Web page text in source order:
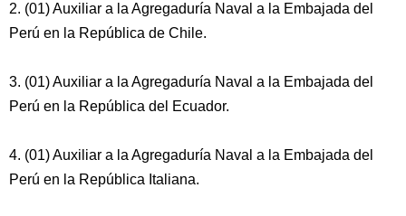
2. (01) Auxiliar a la Agregaduría Naval a la Embajada del
Perú en la República de Chile.
3. (01) Auxiliar a la Agregaduría Naval a la Embajada del
Perú en la República del Ecuador.
4. (01) Auxiliar a la Agregaduría Naval a la Embajada del
Perú en la República Italiana.